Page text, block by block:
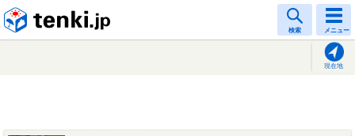
検索 メニュー
現在地